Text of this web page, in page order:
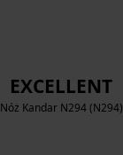
EXCELLENT
Nóż Kandar N294 (N294)